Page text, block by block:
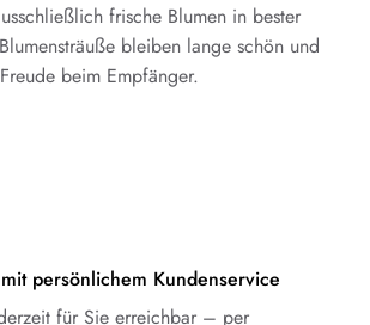
frische Blumen in bester
bleiben lange schön und
beim Empfänger.
persönlichem Kundenservice
für Sie erreichbar – per